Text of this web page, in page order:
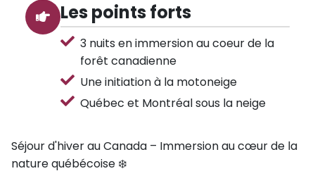
Les points forts
3 nuits en immersion au coeur de la
forêt canadienne
Une initiation à la motoneige
Québec et Montréal sous la neige
Séjour d'hiver au Canada – Immersion au cœur de la
nature québécoise ❄️